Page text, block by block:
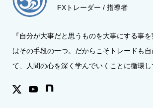
FXトレーダー / 指導者
『自分が大事だと思うものを大事にする事
はその手段の一つ。だからこそトレードも
て、人間の心を深く学んでいくことに循環し